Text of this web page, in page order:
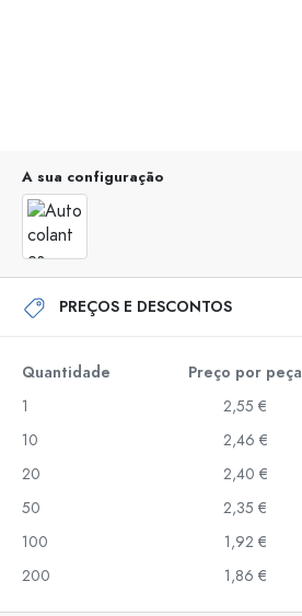
A sua configuração
PREÇOS E DESCONTOS
Quantidade Preço por peça
1
2,55 €
10
2,46 €
20
2,40 €
50
2,35 €
100
1,92 €
200
1,86 €